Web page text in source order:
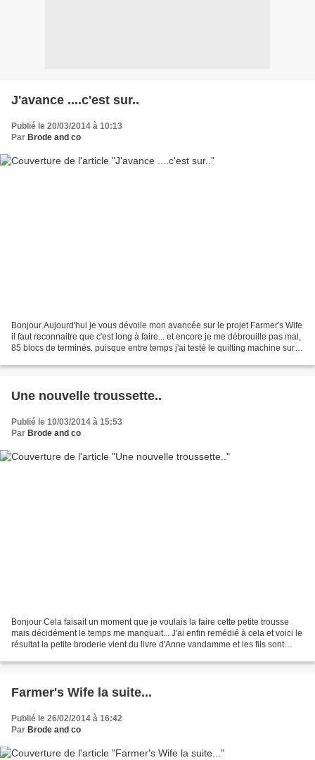
J'avance ....c'est sur..
Publié le 20/03/2014 à 10:13
Par Brode and co
Bonjour Aujourd'hui je vous dévoile mon avancée sur le projet Farmer's Wife
il faut reconnaitre que c'est long à faire... et encore je me débrouille pas mal,
85 blocs de terminés. puisque entre temps j'ai testé le quilting machine sur
Une nouvelle troussette..
Publié le 10/03/2014 à 15:53
Par Brode and co
Bonjour Cela faisait un moment que je voulais la faire cette petite trousse
mais décidément le temps me manquait... J'ai enfin remédié à cela et voici le
résultat la petite broderie vient du livre d'Anne vandamme et les fils sont
Farmer's Wife la suite...
Publié le 26/02/2014 à 16:42
Par Brode and co